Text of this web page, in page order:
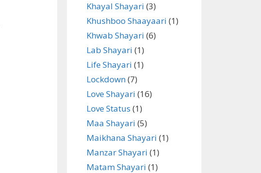
Khayal Shayari (3)
Khushboo Shaayaari (1)
Khwab Shayari (6)
Lab Shayari (1)
Life Shayari (1)
Lockdown(7)
Love Shayari (16)
Love Status (1)
Maa Shayari (5)
Maikhana Shayari (1)
Manzar Shayari (1)
Matam Shayari (1)